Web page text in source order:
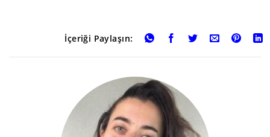
İçeriği Paylaşın: